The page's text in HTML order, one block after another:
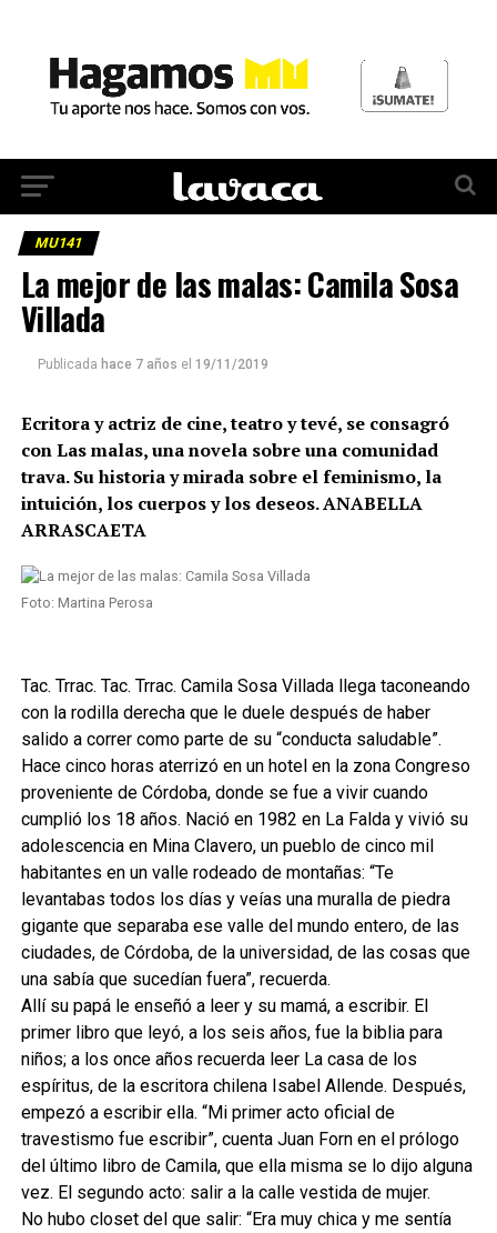
MU141
La mejor de las malas: Camila Sosa
Villada
Publicada hace 7 años el 19/11/2019
Ecritora y actriz de cine, teatro y tevé, se consagró
con Las malas, una novela sobre una comunidad
trava. Su historia y mirada sobre el feminismo, la
intuición, los cuerpos y los deseos. ANABELLA
ARRASCAETA
Foto: Martina Perosa
Tac. Trrac. Tac. Trrac. Camila Sosa Villada llega taconeando
con la rodilla derecha que le duele después de haber
salido a correr como parte de su “conducta saludable”.
Hace cinco horas aterrizó en un hotel en la zona Congreso
proveniente de Córdoba, donde se fue a vivir cuando
cumplió los 18 años. Nació en 1982 en La Falda y vivió su
adolescencia en Mina Clavero, un pueblo de cinco mil
habitantes en un valle rodeado de montañas: “Te
levantabas todos los días y veías una muralla de piedra
gigante que separaba ese valle del mundo entero, de las
ciudades, de Córdoba, de la universidad, de las cosas que
una sabía que sucedían fuera”, recuerda.
Allí su papá le enseñó a leer y su mamá, a escribir. El
primer libro que leyó, a los seis años, fue la biblia para
niños; a los once años recuerda leer La casa de los
espíritus, de la escritora chilena Isabel Allende. Después,
empezó a escribir ella. “Mi primer acto oficial de
travestismo fue escribir”, cuenta Juan Forn en el prólogo
del último libro de Camila, que ella misma se lo dijo alguna
vez. El segundo acto: salir a la calle vestida de mujer.
No hubo closet del que salir: “Era muy chica y me sentía